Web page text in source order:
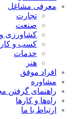
معرفی مشاغل
تجارت
صنعت
كشاورزی
كسب و كار
خدمات
هنر
افراد موفق
مشاوره
راهنمای گرفتن
راه‌ها و كارها
ارتباط با ما